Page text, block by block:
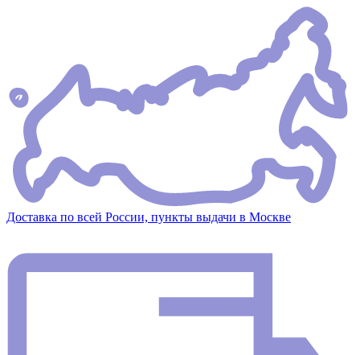
Доставка по всей России, пункты выдачи в Москве